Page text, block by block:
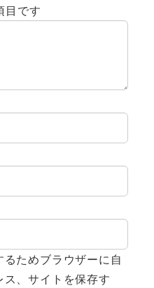
目です
ためブラウザーに自
、サイトを保存す